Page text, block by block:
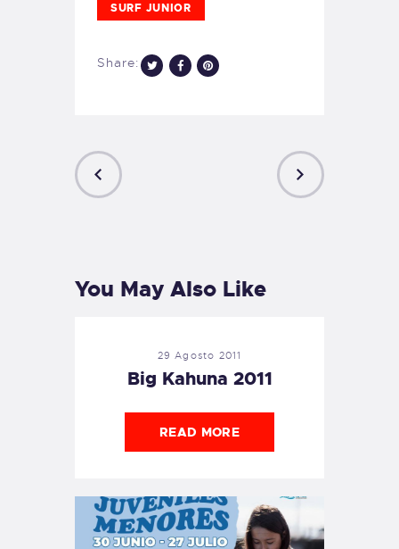
SURF JUNIOR
Share:
You May Also Like
29 Agosto 2011
Big Kahuna 2011
READ MORE